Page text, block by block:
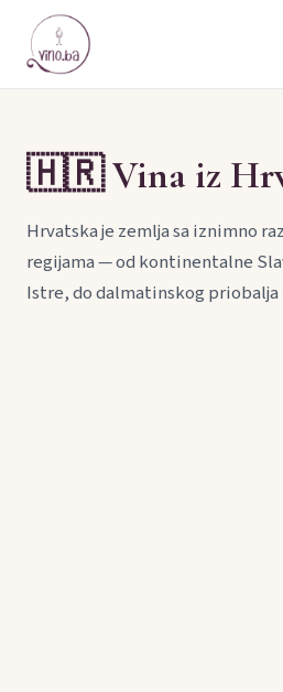
🇭🇷 Vina iz
Hrvatska je zemlja sa iznimno
regijama — od kontinentalne
Istre, do dalmatinskog priobalja